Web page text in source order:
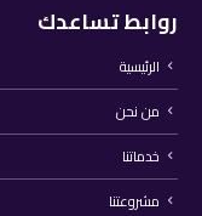
روابط تساعدك
الرئيسية
من نحن
خدماتنا
مشروعتنا